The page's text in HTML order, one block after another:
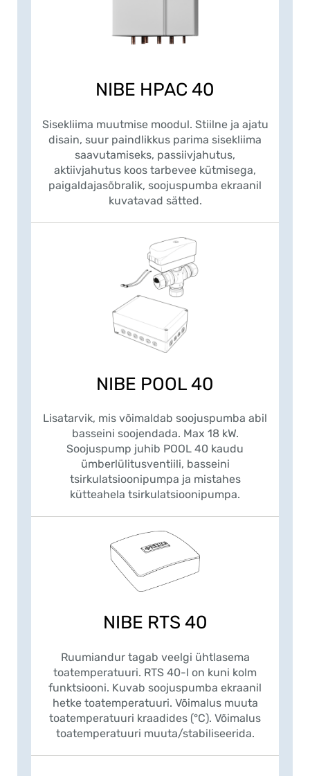
NIBE HPAC 40
Sisekliima muutmise moodul. Stiilne ja ajatu
disain, suur paindlikkus parima sisekliima
saavutamiseks, passiivjahutus,
aktiivjahutus koos tarbevee kütmisega,
paigaldajasõbralik, soojuspumba ekraanil
kuvatavad sätted.
NIBE POOL 40
Lisatarvik, mis võimaldab soojuspumba abil
basseini soojendada. Max 18 kW.
Soojuspump juhib POOL 40 kaudu
ümberlülitusventiili, basseini
tsirkulatsioonipumpa ja mistahes
kütteahela tsirkulatsioonipumpa.
NIBE RTS 40
Ruumiandur tagab veelgi ühtlasema
toatemperatuuri. RTS 40-l on kuni kolm
funktsiooni. Kuvab soojuspumba ekraanil
hetke toatemperatuuri. Võimalus muuta
toatemperatuuri kraadides (°C). Võimalus
toatemperatuuri muuta/stabiliseerida.